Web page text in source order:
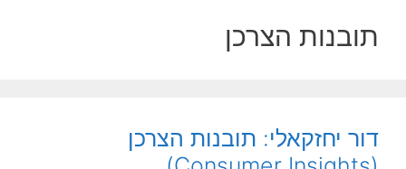
תובנות הצרכן
דור יחזקאלי: תובנות הצרכן